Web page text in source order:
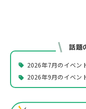
話題
2026年7月のイベン
2026年9月のイベン